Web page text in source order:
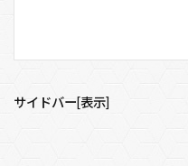
1 【到着動画】前澤
サイドバー[表示]